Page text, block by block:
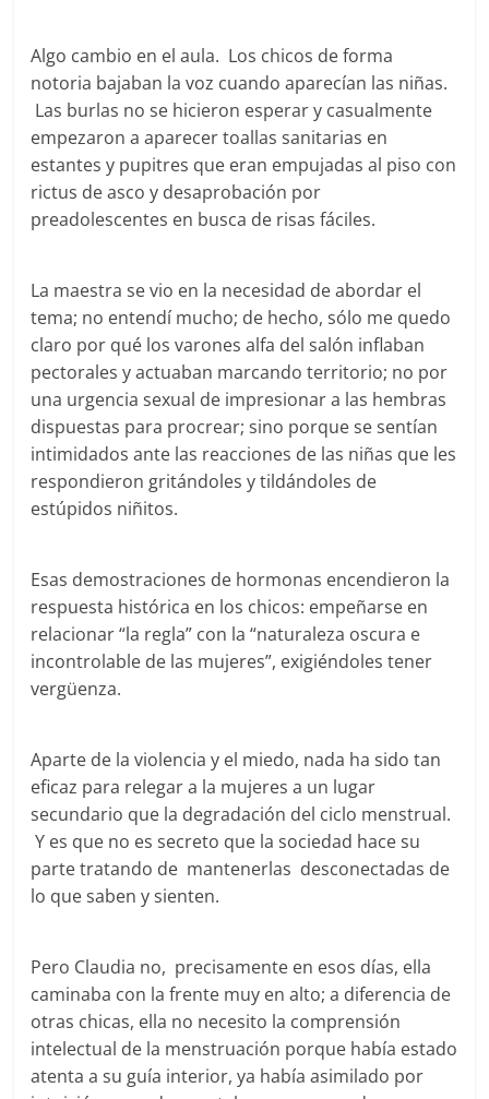
Algo cambio en el aula. Los chicos de forma
notoria bajaban la voz cuando aparecían las niñas.
Las burlas no se hicieron esperar y casualmente
empezaron a aparecer toallas sanitarias en
estantes y pupitres que eran empujadas al piso con
rictus de asco y desaprobación por
preadolescentes en busca de risas fáciles.
La maestra se vio en la necesidad de abordar el
tema; no entendí mucho; de hecho, sólo me quedo
claro por qué los varones alfa del salón inflaban
pectorales y actuaban marcando territorio; no por
una urgencia sexual de impresionar a las hembras
dispuestas para procrear; sino porque se sentían
intimidados ante las reacciones de las niñas que les
respondieron gritándoles y tildándoles de
estúpidos niñitos.
Esas demostraciones de hormonas encendieron la
respuesta histórica en los chicos: empeñarse en
relacionar “la regla” con la “naturaleza oscura e
incontrolable de las mujeres”, exigiéndoles tener
vergüenza.
Aparte de la violencia y el miedo, nada ha sido tan
eficaz para relegar a la mujeres a un lugar
secundario que la degradación del ciclo menstrual.
Y es que no es secreto que la sociedad hace su
parte tratando de mantenerlas desconectadas de
lo que saben y sienten.
Pero Claudia no, precisamente en esos días, ella
caminaba con la frente muy en alto; a diferencia de
otras chicas, ella no necesito la comprensión
intelectual de la menstruación porque había estado
atenta a su guía interior, ya había asimilado por